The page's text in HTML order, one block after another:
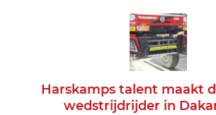
Harskamps talent maakt
wedstrijdrijder in